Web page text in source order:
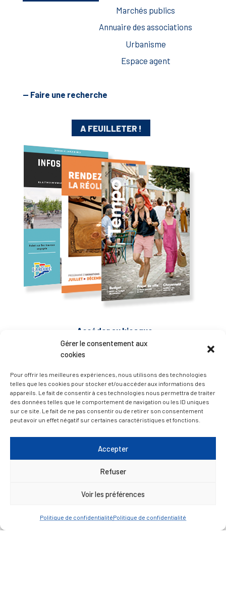
Gérer le consentement aux
cookies
Pour offrir les meilleures expériences, nous utilisons des technologies
telles que les cookies pour stocker et/ou accéder aux informations des
appareils. Le fait de consentir à ces technologies nous permettra de traiter
des données telles que le comportement de navigation ou les ID uniques
sur ce site. Le fait de ne pas consentir ou de retirer son consentement
peut avoir un effet négatif sur certaines caractéristiques et fonctions.
Accepter
Refuser
Voir les préférences
Politique de confidentialitéPolitique de confidentialité
Marchés publics
Annuaire des associations
Urbanisme
Espace agent
— Faire une recherche
A FEUILLETER !
— Accéder au kiosque
— Découvrir et visiter